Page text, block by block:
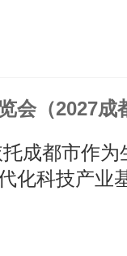
会（2027成
成都市作
化科技产业